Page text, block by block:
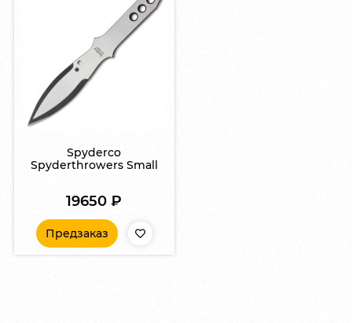
Spyderco
Spyderthrowers Small
19650₽
Предзаказ